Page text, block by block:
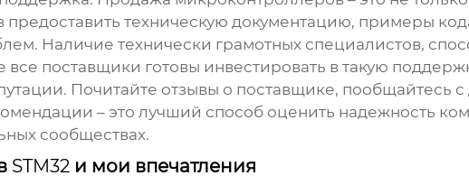
техническую документацию, примеры
Наличие технически грамотных специалистов,
поставщики готовы инвестировать в такую
Почитайте отзывы о поставщике, пообщайтесь
– это лучший способ оценить надежность
сообществах.
STM32и мои впечатления